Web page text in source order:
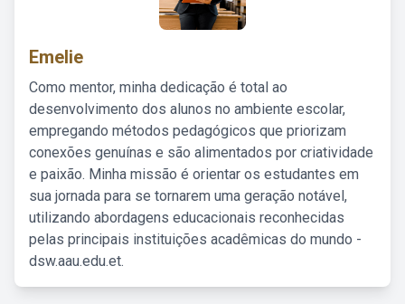
Emelie
Como mentor, minha dedicação é total ao
desenvolvimento dos alunos no ambiente escolar,
empregando métodos pedagógicos que priorizam
conexões genuínas e são alimentados por criatividade
e paixão. Minha missão é orientar os estudantes em
sua jornada para se tornarem uma geração notável,
utilizando abordagens educacionais reconhecidas
pelas principais instituições acadêmicas do mundo -
dsw.aau.edu.et.